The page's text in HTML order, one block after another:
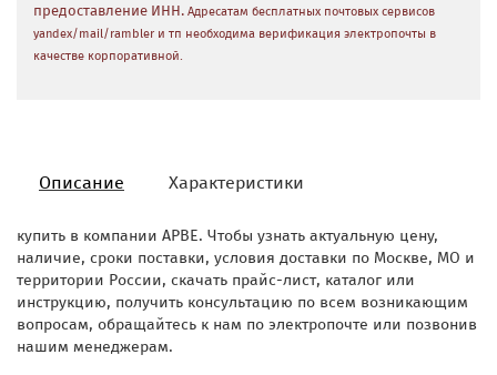
предоставление ИНН. Адресатам бесплатных почтовых сервисов
yandex/mail/rambler и тп необходима верификация электропочты в
качестве корпоративной.
Описание Характеристики
купить в компании АРВЕ. Чтобы узнать актуальную цену,
наличие, сроки поставки, условия доставки по Москве, МО и
территории России, скачать прайс-лист, каталог или
инструкцию, получить консультацию по всем возникающим
вопросам, обращайтесь к нам по электропочте или позвонив
нашим менеджерам.